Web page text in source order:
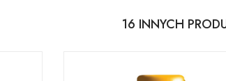
16 INNYCH